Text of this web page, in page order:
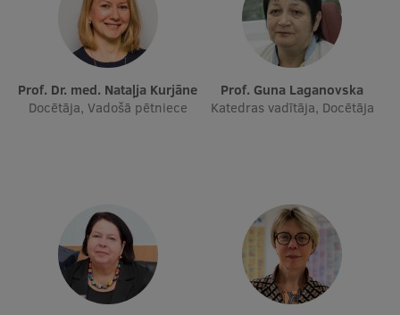
Prof. Dr. med. Nataļja Kurjāne
Docētāja, Vadošā pētniece
Prof. Guna Laganovska
Katedras vadītāja, Docētāja